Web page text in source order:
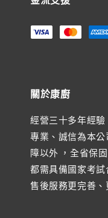
關於康廚
經營三十多年經
專業、誠信為本
障以外 ，全省保
都需具備國家考
售後服務更完善、